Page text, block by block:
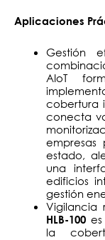
Aplicaciones
Gestión
AIoT
cobertura
conecta
empresas
estado,
una
edificios
gestión
Vigilancia
HLB-100
la